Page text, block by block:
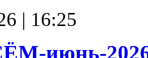
| 16:25
июнь-